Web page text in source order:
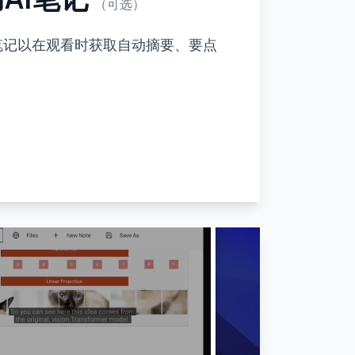
（可选）
以在观看时获取自动摘要、要点